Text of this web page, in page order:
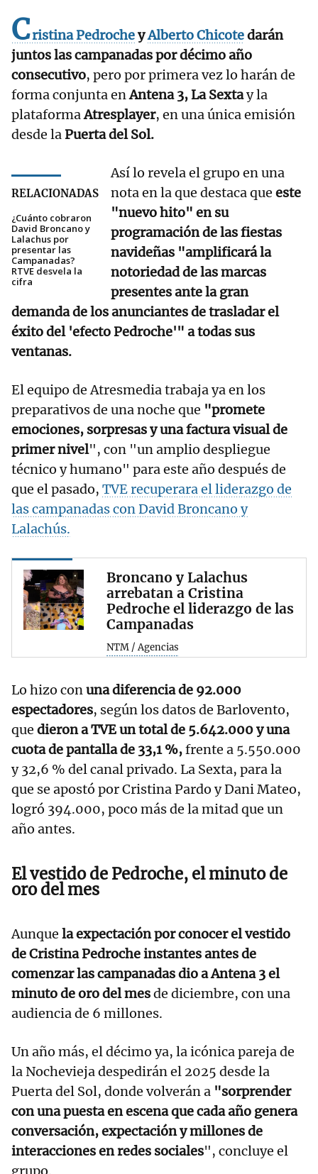
Cristina PedrocheyAlberto Chicotedarán
juntos las campanadas por décimo año
consecutivo, pero por primera vez lo harán de
forma conjunta enAntena 3, La Sextay la
plataformaAtresplayer, en una única emisión
desde laPuerta del Sol.
RELACIONADAS
¿Cuánto cobraron
David Broncano y
Lalachus por
presentar las
Campanadas?
RTVE desvela la
cifra
Así lo revela el grupo en una
nota en la que destaca que este
"nuevo hito" en su
programación de las fiestas
navideñas "amplificará la
notoriedad de las marcas
presentes ante la gran
demanda de los anunciantes de trasladar el
éxito del 'efecto Pedroche'" a todas sus
ventanas.
El equipo de Atresmedia trabaja ya en los
preparativos de una noche que "promete
emociones, sorpresas y una factura visual de
primer nivel", con "un amplio despliegue
técnico y humano" para este año después de
que el pasado, TVE recuperara el liderazgo de
las campanadas con David Broncano y
Lalachús.
Broncano y Lalachus
arrebatan a Cristina
Pedroche el liderazgo de las
Campanadas
NTM / Agencias
Lo hizo conuna diferencia de 92.000
espectadores, según los datos de Barlovento,
que dieron a TVE un total de 5.642.000 y una
cuota de pantalla de 33,1 %,frente a 5.550.000
y 32,6 % del canal privado. La Sexta, para la
que se apostó por Cristina Pardo y Dani Mateo,
logró 394.000, poco más de la mitad que un
año antes.
El vestido de Pedroche, el minuto de
oro del mes
Aunque la expectación por conocer el vestido
de Cristina Pedroche instantes antes de
comenzar las campanadas dio a Antena 3 el
minuto de oro del mesde diciembre, con una
audiencia de 6 millones.
Un año más, el décimo ya, la icónica pareja de
la Nochevieja despedirán el 2025 desde la
Puerta del Sol, donde volverán a "sorprender
con una puesta en escena que cada año genera
conversación, expectación y millones de
interacciones en redes sociales", concluye el
grupo.